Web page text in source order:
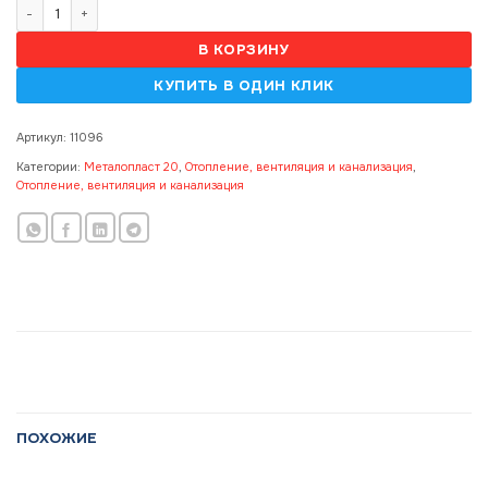
В КОРЗИНУ
Артикул: 11096
Категории: Металопласт 20, Отопление, вентиляция и канализация,
Отопление, вентиляция и канализация
ПОХОЖИЕ